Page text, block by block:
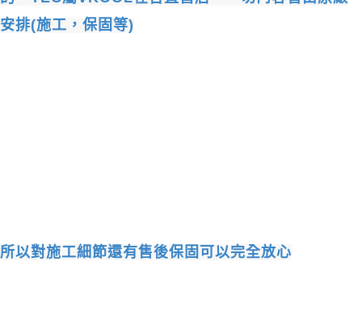
安排(施工，保固等)
所以對施工細節還有售後保固可以完全放心